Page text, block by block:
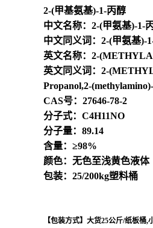
2-(甲基氨基)-1-丙醇
中文名称：2-(甲氨基)-1-
中文同义词：2-(甲氨基)-
英文名称：2-
英文同义词：2-
Propanol,2-
CAS号：27646-78-2
分子式：C4H11NO
分子量：89.14
含量：≥98%
颜色：无色至浅黄色液体
包装：25/200kg塑料桶
【包装方式】大货25公斤/纸板